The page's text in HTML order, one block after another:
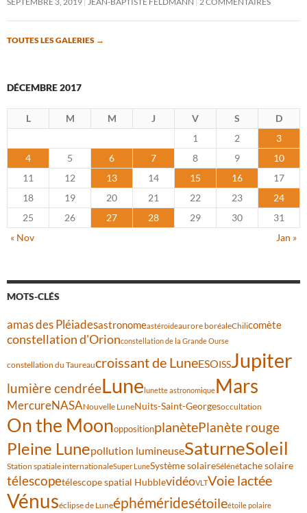
TOUTES LES GALERIES →
DÉCEMBRE 2017
L M M J V S
D
1
2
3
4
5 6 7 8 9
10
11
12 13 14 15 16
17
18
19 20 21 22 23
24
25
26 27 28 29 30
31
« Nov
Jan »
MOTS-CLÉS
amas des Pléiadesastronomeastéroïdeaurore boréaleChilicomète
constellation d'Orionconstellation de la Grande Ourse
constellation du Taureaucroissant de LuneESOISSJupiter
lumière cendréeLunelunette astronomiqueMars
MercureNASANouvelle LuneNuits-Saint-Georgesoccultation
On the MoonoppositionplanètePlanète rouge
Pleine Lunepollution lumineuseSaturneSoleil
Station spatiale internationaleSuper LuneSystème solaireSélénétache solaire
télescopetélescope spatial HubblevidéoVLTVoie lactée
Vénuséclipse de Luneéphéméridesétoileétoile polaire